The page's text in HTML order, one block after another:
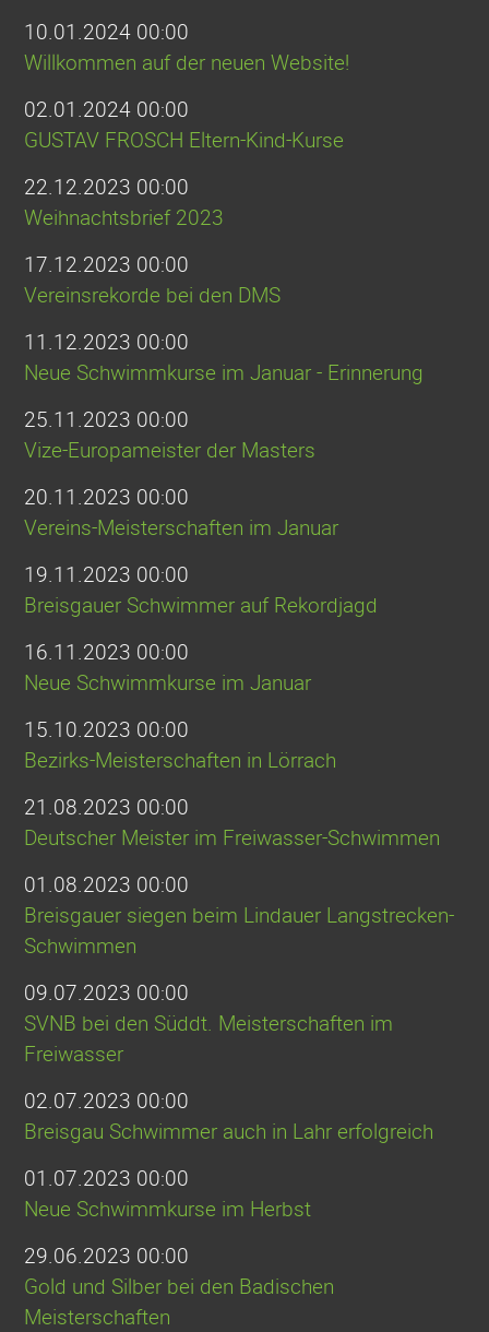
10.01.2024 00:00
Willkommen auf der neuen Website!
02.01.2024 00:00
GUSTAV FROSCH Eltern-Kind-Kurse
22.12.2023 00:00
Weihnachtsbrief 2023
17.12.2023 00:00
Vereinsrekorde bei den DMS
11.12.2023 00:00
Neue Schwimmkurse im Januar - Erinnerung
25.11.2023 00:00
Vize-Europameister der Masters
20.11.2023 00:00
Vereins-Meisterschaften im Januar
19.11.2023 00:00
Breisgauer Schwimmer auf Rekordjagd
16.11.2023 00:00
Neue Schwimmkurse im Januar
15.10.2023 00:00
Bezirks-Meisterschaften in Lörrach
21.08.2023 00:00
Deutscher Meister im Freiwasser-Schwimmen
01.08.2023 00:00
Breisgauer siegen beim Lindauer Langstrecken-
Schwimmen
09.07.2023 00:00
SVNB bei den Süddt. Meisterschaften im
Freiwasser
02.07.2023 00:00
Breisgau Schwimmer auch in Lahr erfolgreich
01.07.2023 00:00
Neue Schwimmkurse im Herbst
29.06.2023 00:00
Gold und Silber bei den Badischen
Meisterschaften